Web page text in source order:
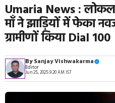
Umaria News :
माँ ने झाड़ियों में फेका
ग्रामीणों किया Dial 100
BySanjay Vishwakarma
Editor
Jun 25, 2025 9:20 AM IST